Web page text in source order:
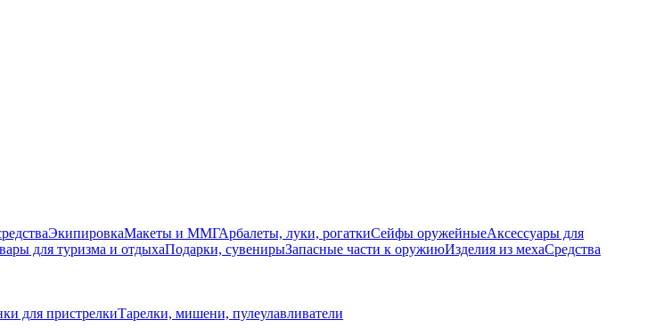
ЭкипировкаМакеты и ММГАрбалеты, луки, рогаткиСейфы оружейныеАксессуары для
для туризма и отдыхаПодарки, сувенирыЗапасные части к оружиюИзделия из мехаСредства
для пристрелкиТарелки, мишени, пулеулавливатели